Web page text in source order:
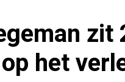
zit
het